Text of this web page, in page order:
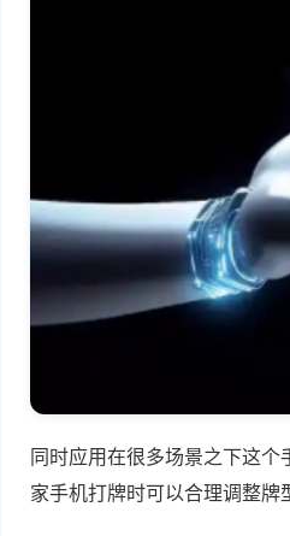
同时应用在很多场景之下这
家手机打牌时可以合理调整牌